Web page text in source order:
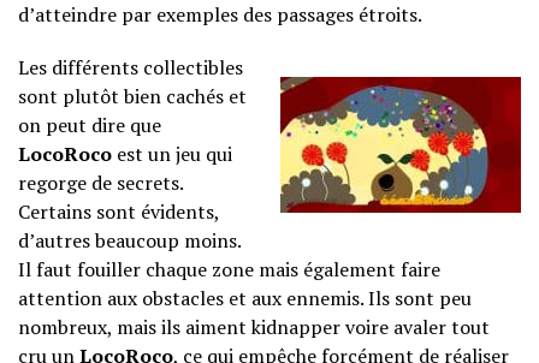
d’atteindre par exemples des passages étroits.
Les différents collectibles
sont plutôt bien cachés et
on peut dire que
LocoRoco est un jeu qui
regorge de secrets.
Certains sont évidents,
d’autres beaucoup moins.
Il faut fouiller chaque zone mais également faire
attention aux obstacles et aux ennemis. Ils sont peu
nombreux, mais ils aiment kidnapper voire avaler tout
cru unLocoRoco, ce qui empêche forcément de réaliser